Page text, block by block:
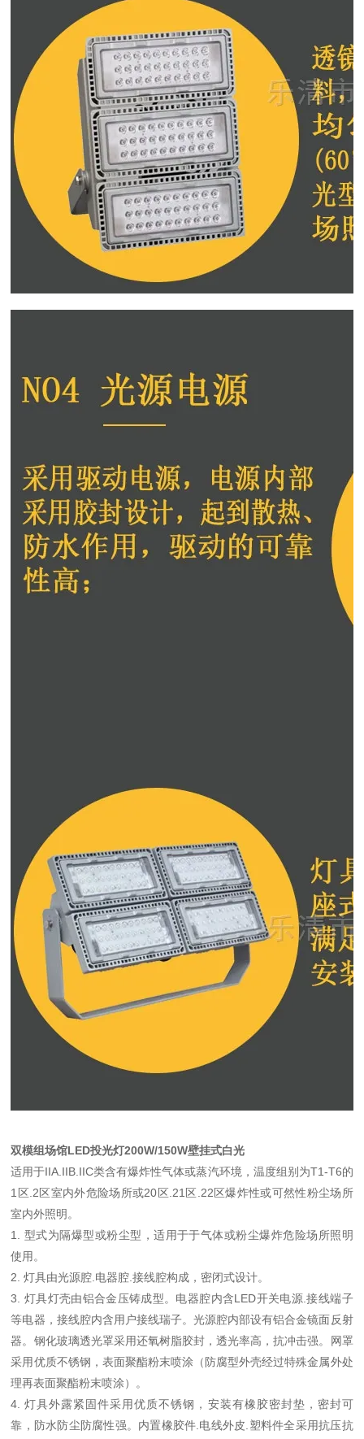
双模组场馆LED投光灯200W/150W壁挂式白光
适用于IIA.IIB.IIC类含有爆炸性气体或蒸汽环境，温度组别为T1-T6的
1区.2区室内外危险场所或20区.21区.22区爆炸性或可然性粉尘场所
室内外照明。
1. 型式为隔爆型或粉尘型，适用于于气体或粉尘爆炸危险场所照明
使用。
2. 灯具由光源腔.电器腔.接线腔构成，密闭式设计。
3. 灯具灯壳由铝合金压铸成型。电器腔内含LED开关电源.接线端子
等电器，接线腔内含用户接线瑞子。光源腔内部设有铝合金镜面反射
器。钢化玻璃透光罩采用还氧树脂胶封，透光率高，抗冲击强。网罩
采用优质不锈钢，表面聚酯粉末喷涂（防腐型外壳经过特殊金属外处
理再表面聚酯粉末喷涂）。
4. 灯具外露紧固件采用优质不锈钢，安装有橡胶密封垫，密封可
靠，防水防尘防腐性强。内置橡胶件.电线外皮.塑料件全采用抗压抗